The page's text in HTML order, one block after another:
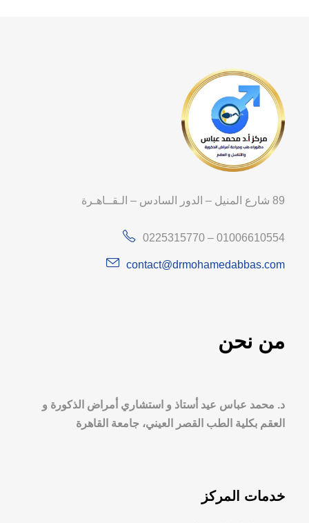
89 شارع المنيل – الدور السادس – الـقــاهـرة
0225315770 – 01006610554
contact@drmohamedabbas.com
من نحن
د. محمد عباس عيد أستاذ و استشاري أمراض الذكورة و
العقم بكلية الطب القصر العيني، جامعة القاهرة
خدمات المركز